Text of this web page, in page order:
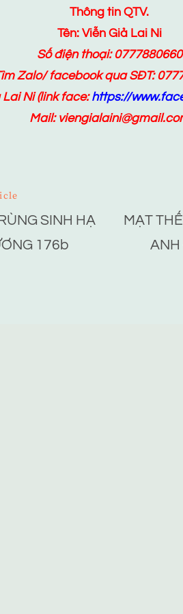
Thông tin QTV.
Tên: Viễn Giả Lai Ni
Số điện thoại: 0777880660
Zalo/ facebook qua SĐT:
Lai Ni(link face:https://
Mail:
SINH HẠ
176b
MẠT
ANH